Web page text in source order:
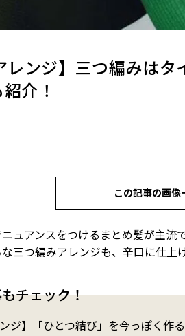
レンジ】三つ編みは
介！
この記事の画像
ュアンスをつけるまとめ髪が主
三つ編みアレンジも、辛口に仕上
チェック！
ンジ】「ひとつ結び」を今っぽく